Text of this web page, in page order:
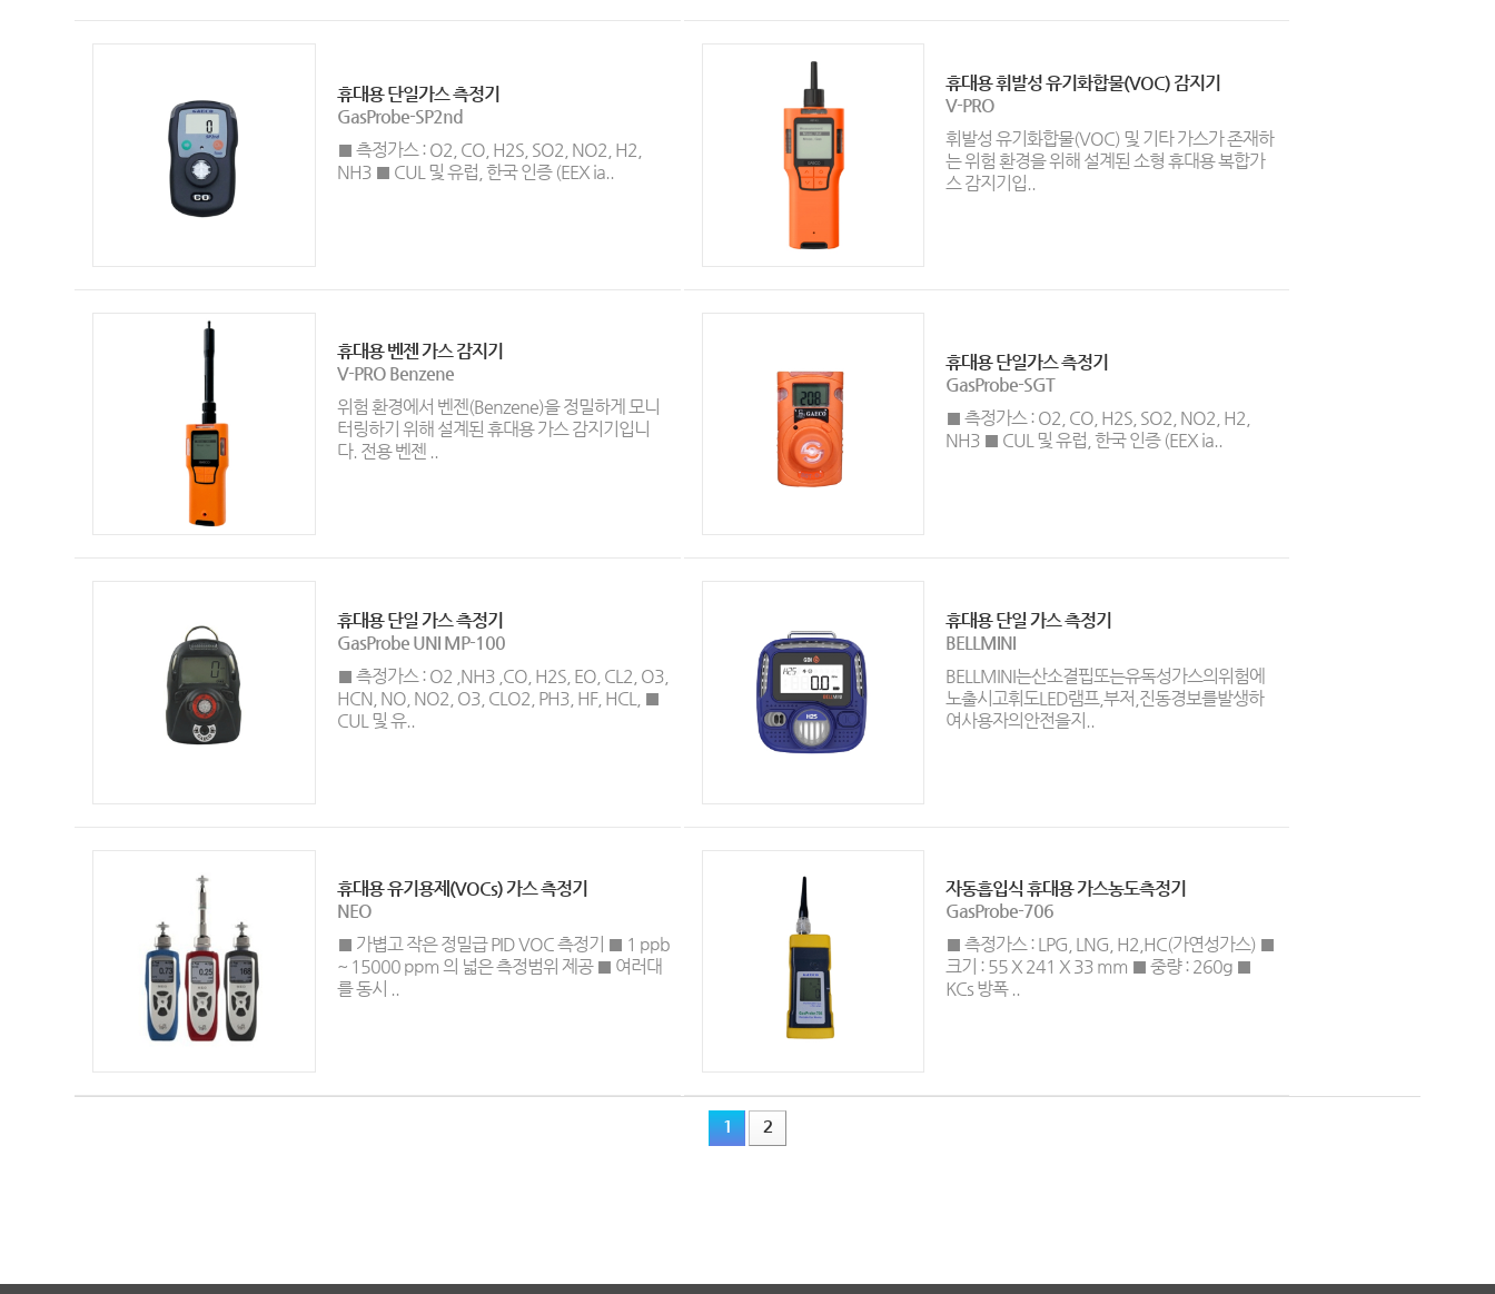
휴대용 단일가스 측정기
GasProbe-SP2nd
■ 측정가스 : O2, CO, H2S, SO2, NO2, H2,
NH3 ■ CUL 및 유럽, 한국 인증 (EEX ia..
휴대용 휘발성 유기화합물(VOC) 감지기
V-PRO
휘발성 유기화합물(VOC) 및 기타 가스가 존재하
는 위험 환경을 위해 설계된 소형 휴대용 복합가
스 감지기입..
휴대용 벤젠 가스 감지기
V-PRO Benzene
위험 환경에서 벤젠(Benzene)을 정밀하게 모니
터링하기 위해 설계된 휴대용 가스 감지기입니
다. 전용 벤젠 ..
휴대용 단일가스 측정기
GasProbe-SGT
■ 측정가스 : O2, CO, H2S, SO2, NO2, H2,
NH3 ■ CUL 및 유럽, 한국 인증 (EEX ia..
휴대용 단일 가스 측정기
GasProbe UNI MP-100
■ 측정가스 : O2 ,NH3 ,CO, H2S, EO, CL2, O3,
HCN, NO, NO2, O3, CLO2, PH3, HF, HCL, ■
CUL 및 유..
휴대용 단일 가스 측정기
BELLMINI
BELLMINI는산소결핍또는유독성가스의위험에
노출시고휘도LED램프,부저,진동경보를발생하
여사용자의안전을지..
휴대용 유기용제(VOCs) 가스 측정기
NEO
■ 가볍고 작은 정밀급 PID VOC 측정기 ■ 1 ppb
~ 15000 ppm 의 넓은 측정범위 제공 ■ 여러대
를 동시 ..
자동흡입식 휴대용 가스농도측정기
GasProbe-706
■ 측정가스 : LPG, LNG, H2,HC(가연성가스) ■
크기 : 55 X 241 X 33 mm ■ 중량 : 260g ■
KCs 방폭 ..
1 2